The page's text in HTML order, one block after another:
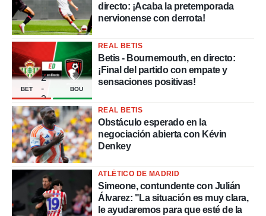
directo: ¡Acaba la pretemporada
nervionense con derrota!
BET
2
-
2
BOU
REAL BETIS
Betis - Bournemouth, en directo:
¡Final del partido con empate y
sensaciones positivas!
REAL BETIS
Obstáculo esperado en la
negociación abierta con Kévin
Denkey
ATLÉTICO DE MADRID
Simeone, contundente con Julián
Álvarez: "La situación es muy clara,
le ayudaremos para que esté de la